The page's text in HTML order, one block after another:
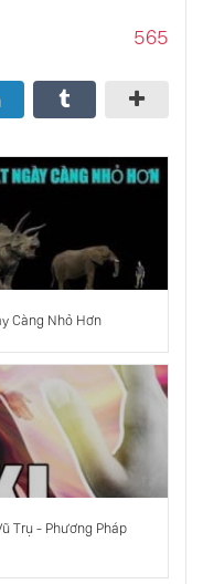
Vô Hạn Hay Không
Đến Mức Nào
Tuổi? Photon Là Gì?
Đảo Ngược Thời Gian
565
Càng Nhỏ Hơn
Trụ - Phương Pháp